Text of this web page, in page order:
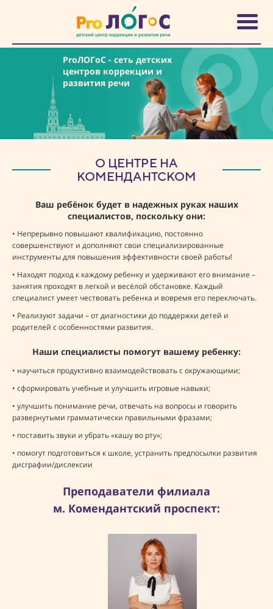
ProЛОГоС- сеть детских
центров коррекции и
развития речи
О ЦЕНТРЕ НА
КОМЕНДАНТСКОМ
Ваш ребёнок будет в надежных руках наших
специалистов, поскольку они:
• Непрерывно повышают квалификацию, постоянно
совершенствуют и дополняют свои специализированные
инструменты для повышения эффективности своей работы!
• Находят подход к каждому ребенку и удерживают его внимание –
занятия проходят в легкой и весёлой обстановке. Каждый
специалист умеет чествовать ребенка и вовремя его переключать.
• Реализуют задачи – от диагностики до поддержки детей и
родителей с особенностями развития.
Наши специалисты помогут вашему ребенку:
• научиться продуктивно взаимодействовать с окружающими;
• сформировать учебные и улучшить игровые навыки;
• улучшить понимание речи, отвечать на вопросы и говорить
развернутыми грамматически правильными фразами;
• поставить звуки и убрать «кашу во рту»;
• помогут подготовиться к школе, устранить предпосылки развития
дисграфии/дислексии
Преподаватели филиала
м. Комендантский проспект: